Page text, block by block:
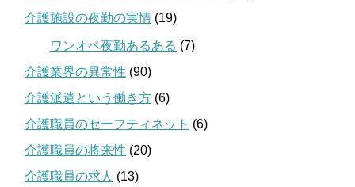
介護施設の夜勤の実情 (19)
ワンオペ夜勤あるある (7)
介護業界の異常性 (90)
介護派遣という働き方 (6)
介護職員のセーフティネット (6)
介護職員の将来性 (20)
介護職員の求人 (13)